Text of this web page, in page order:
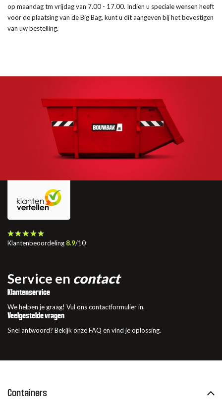
op maandag tm vrijdag van 7.00 - 17.00. Indien u speciale wensen heeft
voor de plaatsing van de Big Bag, kunt u dit aangeven bij het bevestigen
van uw bestelling.
Klantenbeoordeling 8.9/10
Service en contact
Klantenservice
We helpen je graag! Vul ons contactformulier in.
Veelgestelde vragen
Snel antwoord? Bekijk onze FAQ en vind je oplossing.
Containers